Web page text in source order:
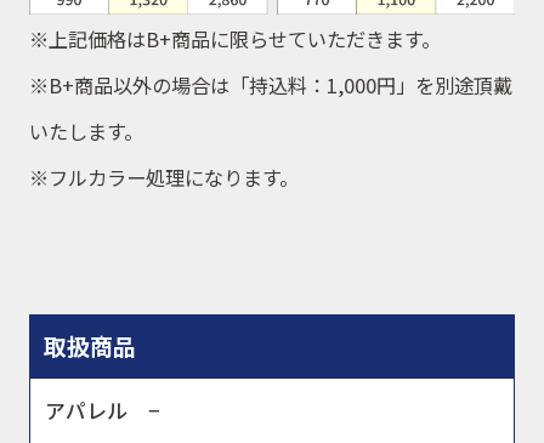
取扱商品
アパレル −
※上記価格はB+商品に限らせていただきます。
※B+商品以外の場合は「持込料：1,000円」を別途頂戴
いたします。
※フルカラー処理になります。